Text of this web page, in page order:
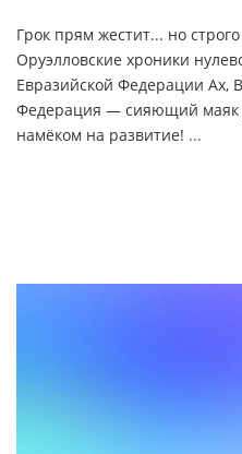
Грок прям жестит... но
Оруэлловские хроники
Евразийской Федерации Ах,
Федерация — сияющий маяк
намёком на развитие! ...